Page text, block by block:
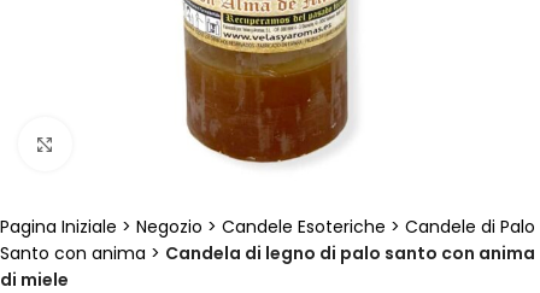
Clicca per ingrandire
Pagina Iniziale > Negozio > Candele Esoteriche > Candele di Palo
Santo con anima > Candela di legno di palo santo con anima
di miele